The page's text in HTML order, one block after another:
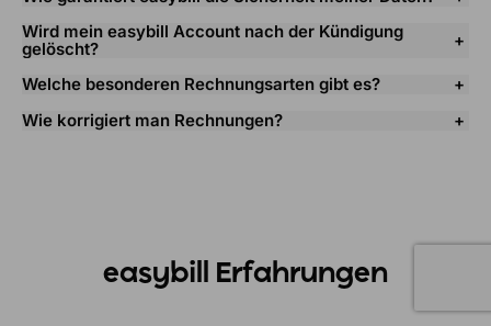
Wird mein easybill Account nach der Kündigung
gelöscht?
Welche besonderen Rechnungsarten gibt es?
Wie korrigiert man Rechnungen?
easybill Erfahrungen